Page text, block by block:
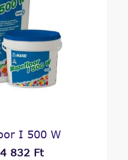
I 500 W
832 Ft